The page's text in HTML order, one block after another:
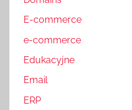
E-commerce
e-commerce
Edukacyjne
Email
ERP